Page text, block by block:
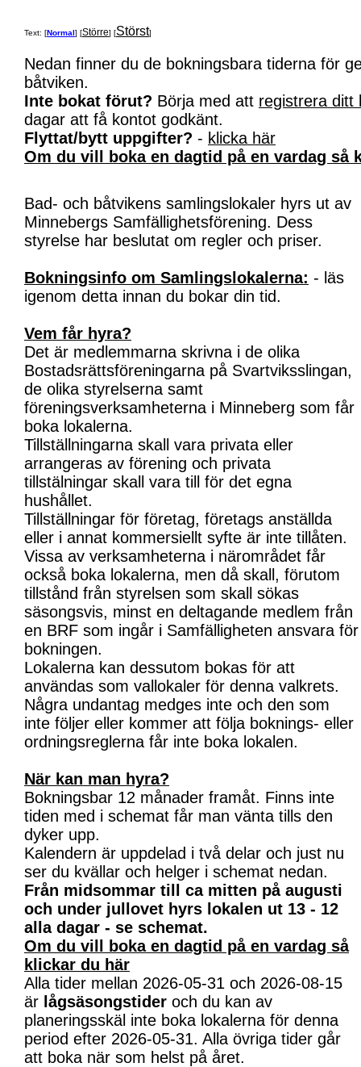
Text: [Normal] [Större] [Störst]
Nedan finner du de bokningsbara tiderna för
båtviken.
Inte bokat förut? Börja med att registrera ditt
dagar att få kontot godkänt.
Flyttat/bytt uppgifter? - klicka här
Om du vill boka en dagtid på en vardag så
Bad- och båtvikens samlingslokaler hyrs ut av
Minnebergs Samfällighetsförening. Dess
styrelse har beslutat om regler och priser.
Bokningsinfo om Samlingslokalerna: - läs
igenom detta innan du bokar din tid.
Vem får hyra?
Det är medlemmarna skrivna i de olika
Bostadsrättsföreningarna på Svartviksslingan,
de olika styrelserna samt
föreningsverksamheterna i Minneberg som får
boka lokalerna.
Tillställningarna skall vara privata eller
arrangeras av förening och privata
tillstälningar skall vara till för det egna
hushållet.
Tillställningar för företag, företags anställda
eller i annat kommersiellt syfte är inte tillåten.
Vissa av verksamheterna i närområdet får
också boka lokalerna, men då skall, förutom
tillstånd från styrelsen som skall sökas
säsongsvis, minst en deltagande medlem från
en BRF som ingår i Samfälligheten ansvara för
bokningen.
Lokalerna kan dessutom bokas för att
användas som vallokaler för denna valkrets.
Några undantag medges inte och den som
inte följer eller kommer att följa boknings- eller
ordningsreglerna får inte boka lokalen.
När kan man hyra?
Bokningsbar 12 månader framåt. Finns inte
tiden med i schemat får man vänta tills den
dyker upp.
Kalendern är uppdelad i två delar och just nu
ser du kvällar och helger i schemat nedan.
Från midsommar till ca mitten på augusti
och under jullovet hyrs lokalen ut 13 - 12
alla dagar - se schemat.
Om du vill boka en dagtid på en vardag så
klickar du här
Alla tider mellan 2026-05-31 och 2026-08-15
är lågsäsongstider och du kan av
planeringsskäl inte boka lokalerna för denna
period efter 2026-05-31. Alla övriga tider går
att boka när som helst på året.